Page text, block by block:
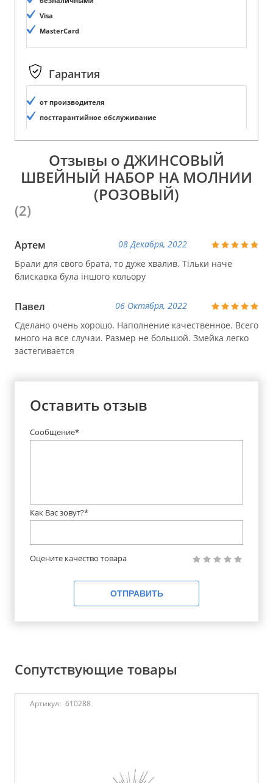
Visa
MasterCard
Гарантия
от производителя
постгарантийное обслуживание
Отзывы о ДЖИНСОВЫЙ
ШВЕЙНЫЙ НАБОР НА МОЛНИИ
(РОЗОВЫЙ)
(2)
Артем
08 Декабря, 2022
Брали для свого брата, то дуже хвалив. Тільки наче
блискавка була іншого кольору
Павел
06 Октября, 2022
Сделано очень хорошо. Наполнение качественное. Всего
много на все случаи. Размер не большой. Змейка легко
застегивается
Оставить отзыв
Сообщение*
Как Вас зовут?*
Оцените качество товара
ОТПРАВИТЬ
Сопутствующие товары
Артикул: 610288